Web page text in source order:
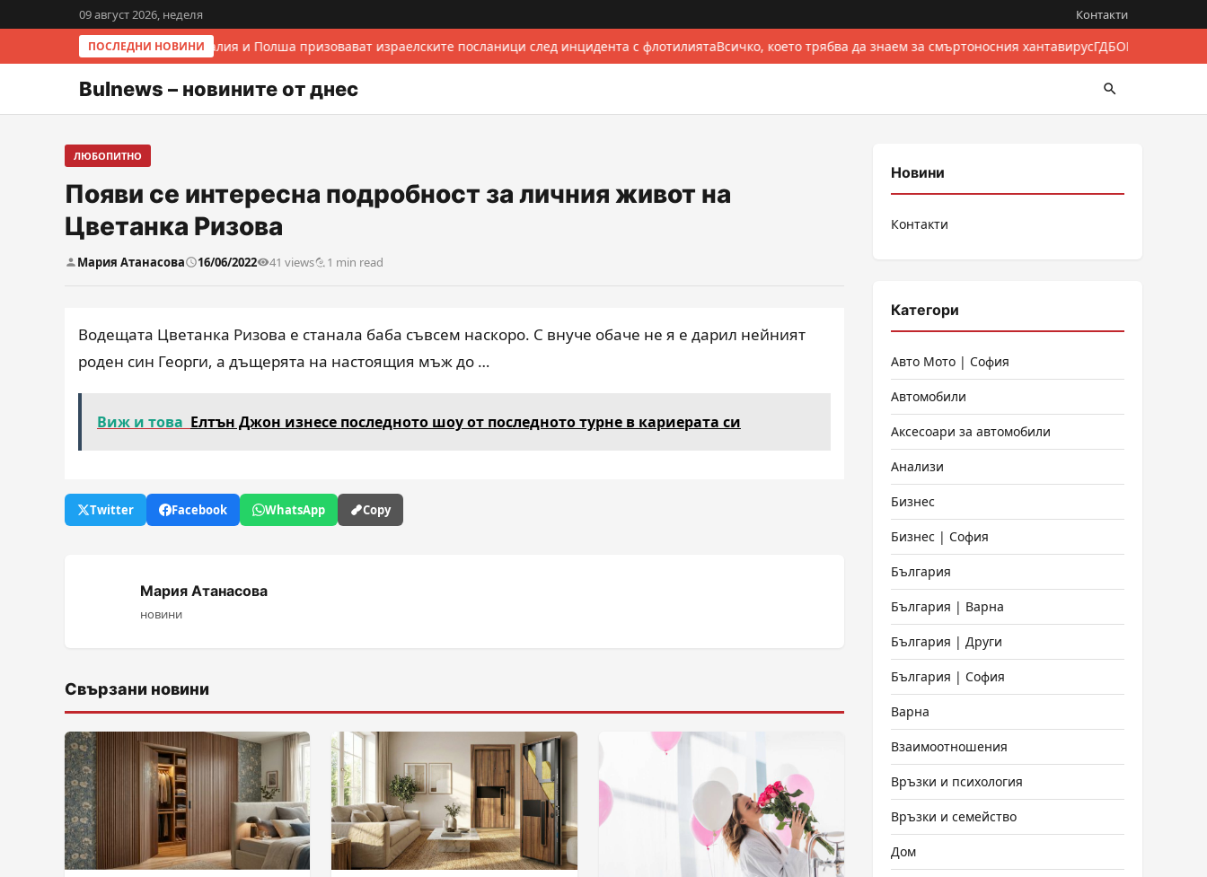
09 август 2026, неделя Контакти
ПОСЛЕДНИ НОВИНИИталия и Полша призовават израелските посланици след инцидента с флотилиятаВсичко, което трябва да знаем за смъртоносния хантавирусГДБОП разби
Bulnews – новините от днес
ЛЮБОПИТНО
Появи се интересна подробност за личния живот на
Цветанка Ризова
Мария Атанасова 16/06/2022 41 views 1 min read
Водещата Цветанка Ризова е станала баба съвсем наскоро. С внуче обаче не я е дарил нейният
роден син Георги, а дъщерята на настоящия мъж до …
Виж и това Елтън Джон изнесе последното шоу от последното турне в кариерата си
Twitter Facebook WhatsApp Copy
Мария Атанасова
новини
Свързани новини
Новини
Контакти
Категори
Авто Мото | София
Автомобили
Аксесоари за автомобили
Анализи
Бизнес
Бизнес | София
България
България | Варна
България | Други
България | София
Варна
Взаимоотношения
Връзки и психология
Връзки и семейство
Дом